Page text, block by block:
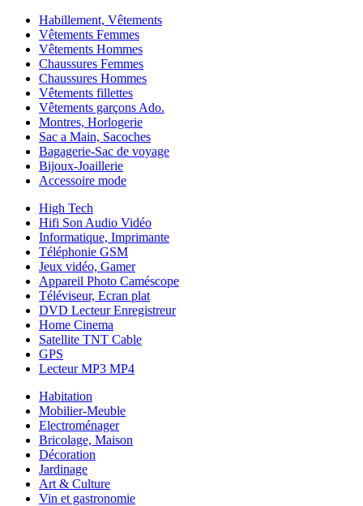
Habillement, Vêtements
Vêtements Femmes
Vêtements Hommes
Chaussures Femmes
Chaussures Hommes
Vêtements fillettes
Vêtements garçons Ado.
Montres, Horlogerie
Sac a Main, Sacoches
Bagagerie-Sac de voyage
Bijoux-Joaillerie
Accessoire mode
High Tech
Hifi Son Audio Vidéo
Informatique, Imprimante
Téléphonie GSM
Jeux vidéo, Gamer
Appareil Photo Caméscope
Téléviseur, Ecran plat
DVD Lecteur Enregistreur
Home Cinema
Satellite TNT Cable
GPS
Lecteur MP3 MP4
Habitation
Mobilier-Meuble
Electroménager
Bricolage, Maison
Décoration
Jardinage
Art & Culture
Vin et gastronomie